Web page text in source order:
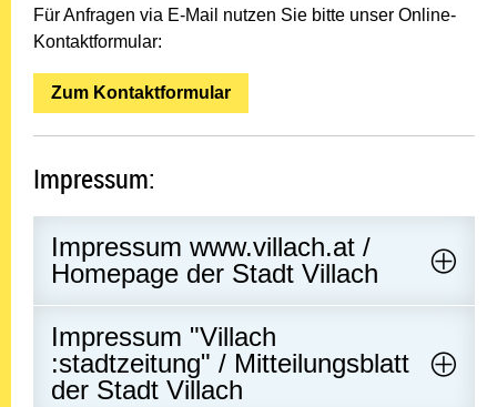
Für Anfragen via E-Mail nutzen Sie bitte unser Online-
Kontaktformular:
Zum Kontaktformular
Impressum:
Impressum www.villach.at /
Homepage der Stadt Villach
Impressum "Villach
:stadtzeitung" / Mitteilungsblatt
der Stadt Villach